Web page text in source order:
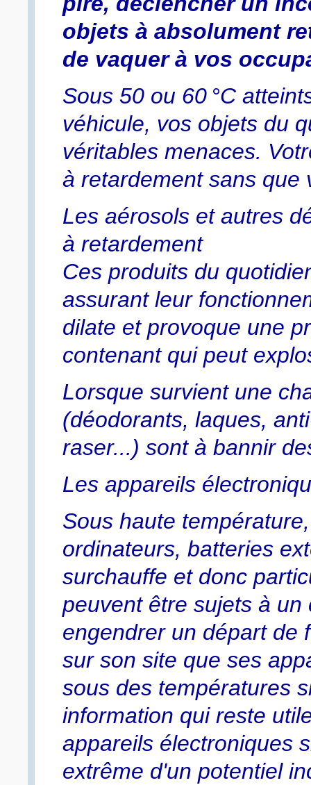
objets à absolument
de vaquer à vos
Sous 50 ou 60 °C
véhicule, vos objets du
véritables menaces.
à retardement sans que
Les aérosols et autres
à retardement
Ces produits du
assurant leur
dilate et provoque une
contenant qui peut
Lorsque survient une
(déodorants, laques,
raser...) sont à bannir
Les appareils
Sous haute
ordinateurs, batteries
surchauffe et donc
peuvent être sujets à
engendrer un départ de
sur son site que ses
sous des températures
information qui reste
appareils électroniques
extrême d'un potentiel